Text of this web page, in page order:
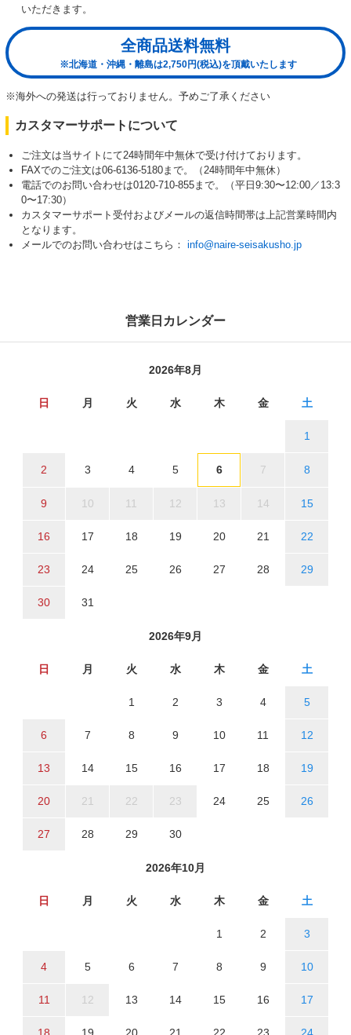
いただきます。
全商品送料無料
※北海道・沖縄・離島は2,750円(税込)を頂戴いたします
※海外への発送は行っておりません。予めご了承ください
カスタマーサポートについて
ご注文は当サイトにて24時間年中無休で受け付けております。
FAXでのご注文は06-6136-5180まで。（24時間年中無休）
電話でのお問い合わせは0120-710-855まで。（平日9:30〜12:00／13:3
0〜17:30）
カスタマーサポート受付およびメールの返信時間帯は上記営業時間内
となります。
メールでのお問い合わせはこちら： info@naire-seisakusho.jp
営業日カレンダー
2026年8月
日 月 火 水 木 金 土
1
2 3 4 5 6 7 8
9 10 11 12 13 14 15
16 17 18 19 20 21 22
23 24 25 26 27 28 29
30 31
2026年9月
日 月 火 水 木 金 土
1 2 3 4 5
6 7 8 9 10 11 12
13 14 15 16 17 18 19
20 21 22 23 24 25 26
27 28 29 30
2026年10月
日 月 火 水 木 金 土
1 2 3
4 5 6 7 8 9 10
11 12 13 14 15 16 17